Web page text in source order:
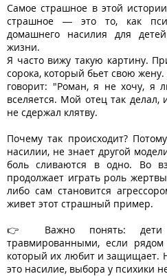
Самое страшное в этой
страшное — это то, как
домашнего насилия для
жизни.
Я часто вижу такую картину.
сорока, который бьет свою
говорит: "Роман, я не хочу, я
вселяется. Мой отец так делал,
не сдержал клятву.
Почему так происходит?
насилии, не знает другой
боль сливаются в одно. Во
продолжает играть роль
либо сам становится
живет этот страшный пример.
👉 Важно понять: дети
травмированными, если
который их любит и защищает.
это насилие, выбора у психики